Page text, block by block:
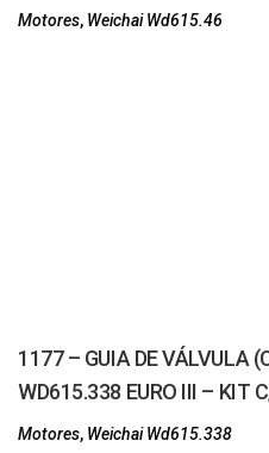
Motores, Weichai Wd615.46
1177 – GUIA DE VÁLVULA
WD615.338 EURO III – KIT
Motores, Weichai Wd615.338